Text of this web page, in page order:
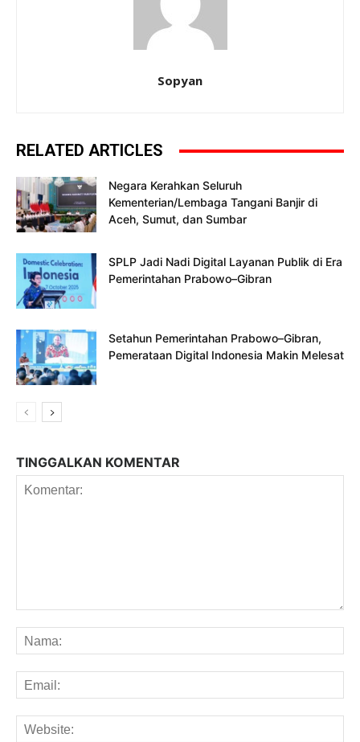
Sopyan
RELATED ARTICLES
Negara Kerahkan Seluruh
Kementerian/Lembaga Tangani Banjir di
Aceh, Sumut, dan Sumbar
SPLP Jadi Nadi Digital Layanan Publik di Era
Pemerintahan Prabowo–Gibran
Setahun Pemerintahan Prabowo–Gibran,
Pemerataan Digital Indonesia Makin Melesat
TINGGALKAN KOMENTAR